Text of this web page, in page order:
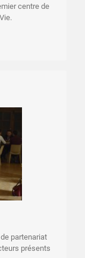
centre de
partenariat
présents
marge de
(AIS)
partenariat
donneurs